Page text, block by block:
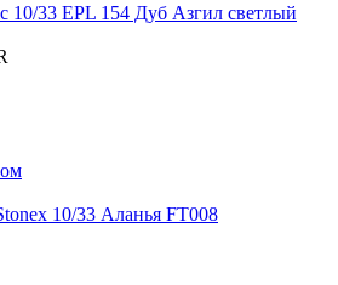
10/33 EPL 154 Дуб Азгил светлый